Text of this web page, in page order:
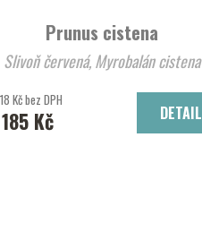
Prunus cistena
Slivoň červená, Myrobalán cistena
Kč bez DPH
185 Kč DETAIL